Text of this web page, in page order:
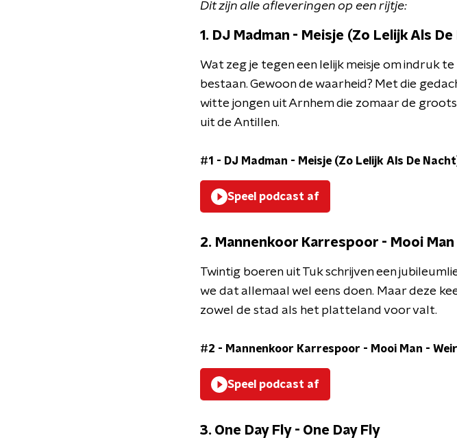
Dit zijn alle afleveringen op een rijtje:
1. DJ Madman - Meisje (Zo Lelijk Als
Wat zeg je tegen een lelijk meisje om indruk
bestaan. Gewoon de waarheid? Met die
witte jongen uit Arnhem die zomaar de
uit de Antillen.
#1 - DJ Madman - Meisje (Zo Lelijk Als De
Speel podcast af
2. Mannenkoor Karrespoor - Mooi Man
Twintig boeren uit Tuk schrijven een
we dat allemaal wel eens doen. Maar deze
zowel de stad als het platteland voor valt.
#2 - Mannenkoor Karrespoor - Mooi Man -
Speel podcast af
3. One Day Fly - One Day Fly